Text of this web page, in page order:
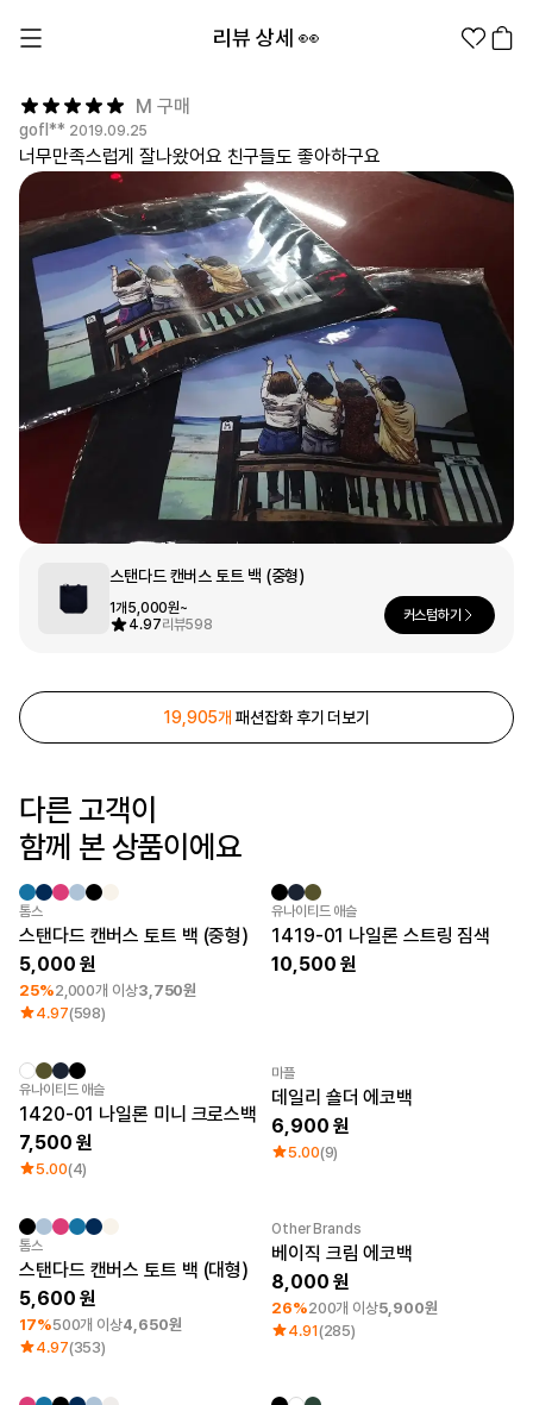
M 구매
gofl** 2019.09.25
너무만족스럽게 잘나왔어요 친구들도 좋아하구요
스탠다드 캔버스 토트 백 (중형)
1개5,000원~
4.97리뷰598
커스텀하기
19,905개패션잡화 후기 더보기
다른 고객이
함께 본 상품이에요
최소 주문수량 1개
톰스
스탠다드 캔버스 토트 백 (중형)
5,000
25%2,000개 이상3,750원
4.97(598)
New
유나이티드 애슬
1419-01 나일론 스트링 짐색
10,500
New
유나이티드 애슬
1420-01 나일론 미니 크로스백
7,500
5.00(4)
마플
데일리 숄더 에코백
6,900
5.00(9)
최소 주문수량 1개
톰스
스탠다드 캔버스 토트 백 (대형)
5,600
17%500개 이상4,650원
4.97(353)
최소 주문수량 1개
Other Brands
베이직 크림 에코백
8,000
26%200개 이상5,900원
4.91(285)
리뷰 상세 👀
1분컷 무료 템플릿 대량 주문 기업/웰컴 키트
의류
패션잡화
팬굿즈
스마트폰
키즈
반려동물
액자
디지털 가전
로그인
1:1 문의
마플 서비스 소개
한국어
의류 카테고리
전체상품 1분컷 티셔츠 티셔츠
셔츠
집업 아우터
핫피/로브
색상
2만원 ~ 3만원
3만원 ~
긴소매
소재
인기 브랜드